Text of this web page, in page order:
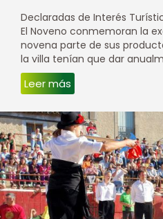
Declaradas de Interés
El Noveno conmemoran la
novena parte de sus
la villa tenían que dar
Leer más